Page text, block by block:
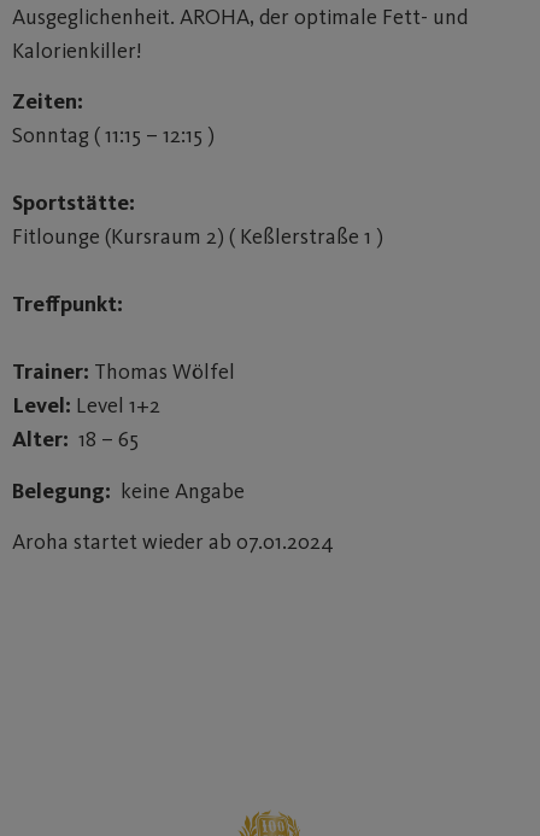
Ausgeglichenheit. AROHA, der optimale Fett- und
Kalorienkiller!
Zeiten:
Sonntag ( 11:15 – 12:15 )
Sportstätte:
Fitlounge (Kursraum 2) ( Keßlerstraße 1 )
Treffpunkt:
Trainer: Thomas Wölfel
Level: Level 1+2
Alter: 18 – 65
Belegung: keine Angabe
Aroha startet wieder ab 07.01.2024